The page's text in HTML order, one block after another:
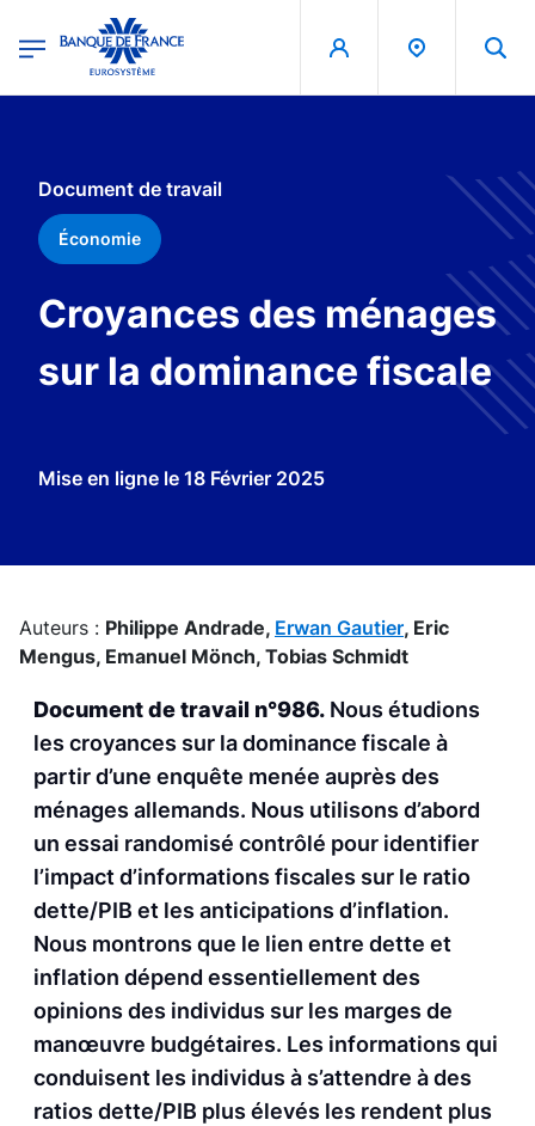
Banque de France - Menu Principal
Document de travail
Économie
Croyances des ménages
sur la dominance fiscale
Mise en ligne le 18 Février 2025
Auteurs : Philippe Andrade, Erwan Gautier, Eric
Mengus, Emanuel Mönch, Tobias Schmidt
Document de travail n°986. Nous étudions
les croyances sur la dominance fiscale à
partir d’une enquête menée auprès des
ménages allemands. Nous utilisons d’abord
un essai randomisé contrôlé pour identifier
l’impact d’informations fiscales sur le ratio
dette/PIB et les anticipations d’inflation.
Nous montrons que le lien entre dette et
inflation dépend essentiellement des
opinions des individus sur les marges de
manœuvre budgétaires. Les informations qui
conduisent les individus à s’attendre à des
ratios dette/PIB plus élevés les rendent plus